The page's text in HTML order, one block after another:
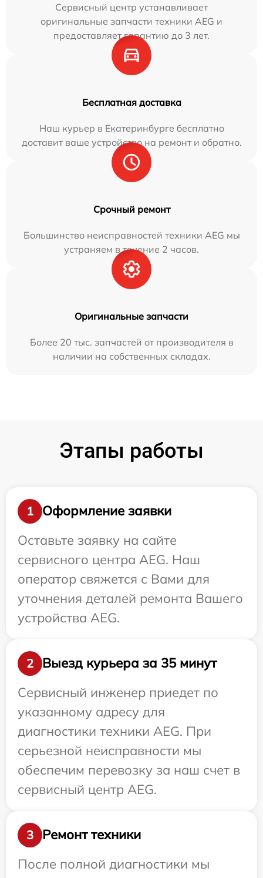
Сервисный центр устанавливает
оригинальные запчасти техники AEG и
предоставляет гарантию до 3 лет.
Бесплатная доставка
Наш курьер в Екатеринбурге бесплатно
доставит ваше устройство на ремонт и обратно.
Срочный ремонт
Большинство неисправностей техники AEG мы
устраняем в течение 2 часов.
Оригинальные запчасти
Более 20 тыс. запчастей от производителя в
наличии на собственных складах.
Этапы работы
1
Оформление заявки
Оставьте заявку на сайте
сервисного центра AEG. Наш
оператор свяжется с Вами для
уточнения деталей ремонта Вашего
устройства AEG.
2
Выезд курьера за 35 минут
Сервисный инженер приедет по
указанному адресу для
диагностики техники AEG. При
серьезной неисправности мы
обеспечим перевозку за наш счет в
сервисный центр AEG.
3
Ремонт техники
После полной диагностики мы